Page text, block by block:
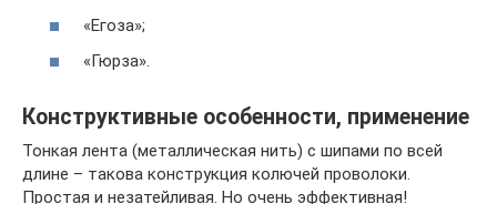
«Егоза»;
«Гюрза».
Конструктивные особенности, применение
Тонкая лента (металлическая нить) с шипами по всей
длине – такова конструкция колючей проволоки.
Простая и незатейливая. Но очень эффективная!